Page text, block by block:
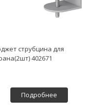
струбцина для
402671
Подробнее